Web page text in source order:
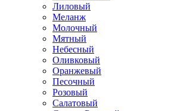
Лиловый
Меланж
Молочный
Мятный
Небесный
Оливковый
Оранжевый
Песочный
Розовый
Салатовый